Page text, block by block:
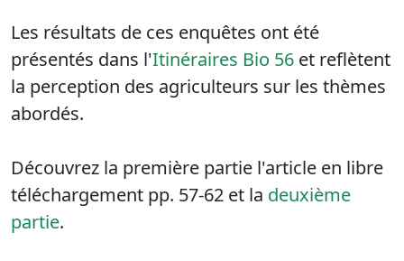
Les résultats de ces enquêtes ont été
présentés dans l'Itinéraires Bio 56 et reflètent
la perception des agriculteurs sur les thèmes
abordés.
Découvrez la première partie l'article en libre
téléchargement pp. 57-62 et la deuxième
partie.